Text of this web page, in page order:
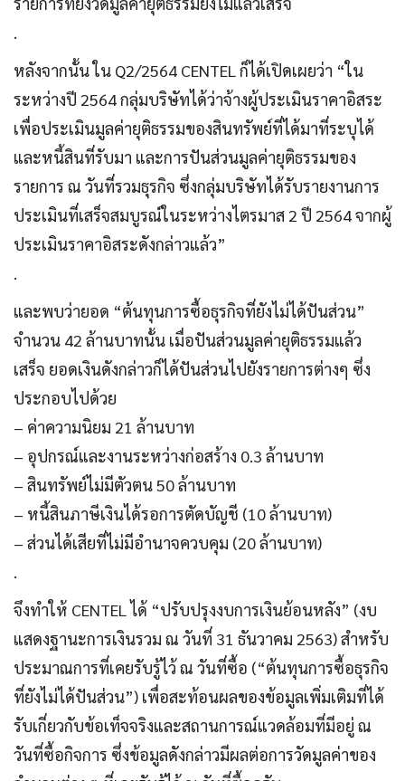
.
หลังจากนั้น ใน Q2/2564 CENTEL ก็ได้เปิดเผยว่า “ใน
ระหว่างปี 2564 กลุ่มบริษัทได้ว่าจ้างผู้ประเมินราคาอิสระ
เพื่อประเมินมูลค่ายุติธรรมของสินทรัพย์ที่ได้มาที่ระบุได้
และหนี้สินที่รับมา และการปันส่วนมูลค่ายุติธรรมของ
รายการ ณ วันที่รวมธุรกิจ ซึ่งกลุ่มบริษัทได้รับรายงานการ
ประเมินที่เสร็จสมบูรณ์ในระหว่างไตรมาส 2 ปี 2564 จากผู้
ประเมินราคาอิสระดังกล่าวแล้ว”
.
และพบว่ายอด “ต้นทุนการซื้อธุรกิจที่ยังไม่ได้ปันส่วน”
จำนวน 42 ล้านบาทนั้น เมื่อปันส่วนมูลค่ายุติธรรมแล้ว
เสร็จ ยอดเงินดังกล่าวก็ได้ปันส่วนไปยังรายการต่างๆ ซึ่ง
ประกอบไปด้วย
– ค่าความนิยม 21 ล้านบาท
– อุปกรณ์และงานระหว่างก่อสร้าง 0.3 ล้านบาท
– สินทรัพย์ไม่มีตัวตน 50 ล้านบาท
– หนี้สินภาษีเงินได้รอการตัดบัญชี (10 ล้านบาท)
– ส่วนได้เสียที่ไม่มีอำนาจควบคุม (20 ล้านบาท)
.
จึงทำให้ CENTEL ได้ “ปรับปรุงงบการเงินย้อนหลัง” (งบ
แสดงฐานะการเงินรวม ณ วันที่ 31 ธันวาคม 2563) สำหรับ
ประมาณการที่เคยรับรู้ไว้ ณ วันที่ซื้อ (“ต้นทุนการซื้อธุรกิจ
ที่ยังไม่ได้ปันส่วน”) เพื่อสะท้อนผลของข้อมูลเพิ่มเติมที่ได้
รับเกี่ยวกับข้อเท็จจริงและสถานการณ์แวดล้อมที่มีอยู่ ณ
วันที่ซื้อกิจการ ซึ่งข้อมูลดังกล่าวมีผลต่อการวัดมูลค่าของ